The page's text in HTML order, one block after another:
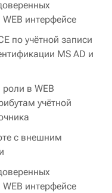
интерфейсе
по учётной записи
MS AD и
в WEB
учётной
с внешним
интерфейсе